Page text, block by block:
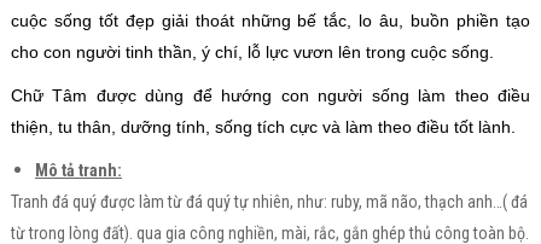
cuộc sống tốt đẹp giải thoát những bế tắc, lo âu, buồn phiền tạo
cho con người tinh thần, ý chí, lỗ lực vươn lên trong cuộc sống.
Chữ Tâm được dùng để hướng con người sống làm theo điều
thiện, tu thân, dưỡng tính, sống tích cực và làm theo điều tốt lành.
Mô tả tranh:
Tranh đá quý được làm từ đá quý tự nhiên, như: ruby, mã não, thạch anh…( đá
từ trong lòng đất). qua gia công nghiền, mài, rắc, gắn ghép thủ công toàn bộ.